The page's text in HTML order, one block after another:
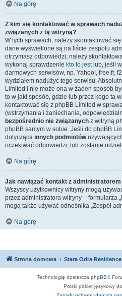
Na górę
Z kim się kontaktować w sprawach
związanych z tą witryną?
W tych sprawach, należy skontaktować
dane wyświetlone są na liście zespołu
otrzymasz odpowiedzi, należy
wykonaj sprawdzenie kto to jestlub, jeśli
darmowych serwisów, np. Yahoo!, free.fr,
wydziałem nadużyć tego serwisu.
Limited i nie może ona w żaden sposób
to w jaki sposób, gdzie lub przez kogo ta
kontaktować się z phpBB Limited w
(wstrzymania i zaniechania,
bezpośrednio nie związanych z witryną
phpBB samym w sobie. Jeśli do phpBB
dotycząca innych podmiotów
oczekiwać odpowiedzi, lub zostanie
Na górę
Jak nawiązać kontakt z
Wszyscy użytkownicy witryny mogą
przez administratora witryny – formularza
mogą także używać odnośnika „Zespół
Na górę
Strona domowa Stara Odra Residence
Technologię dostarcza phpBB®
Polski pakiet językowy